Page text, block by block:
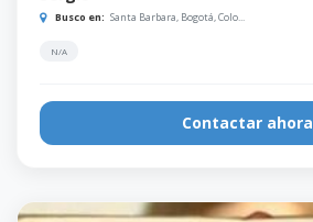
Busco en: Santa Barbara, Bogotá, Colo...
N/A
Contactar ahora